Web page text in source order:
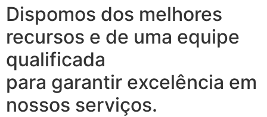
Dispomos dos melhores
recursos e de uma equipe
qualificada
para garantir excelência em
nossos serviços.